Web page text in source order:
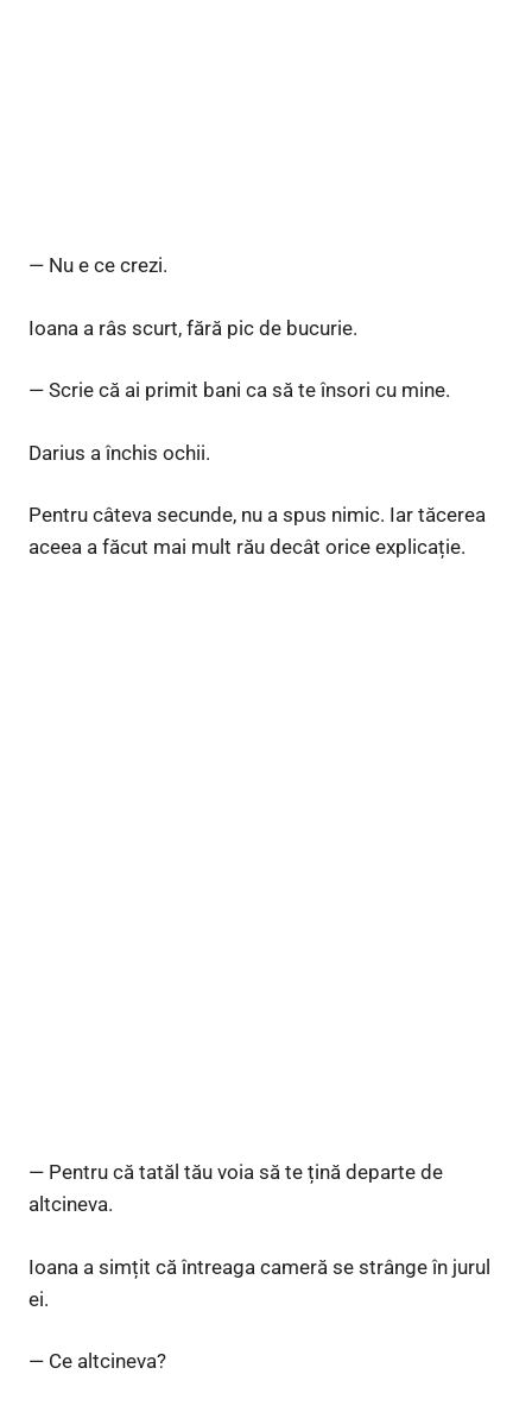
— Nu e ce crezi.
Ioana a râs scurt, fără pic de bucurie.
— Scrie că ai primit bani ca să te însori cu mine.
Darius a închis ochii.
Pentru câteva secunde, nu a spus nimic. Iar tăcerea
aceea a făcut mai mult rău decât orice explicație.
— Pentru că tatăl tău voia să te țină departe de
altcineva.
Ioana a simțit că întreaga cameră se strânge în jurul
ei.
— Ce altcineva?